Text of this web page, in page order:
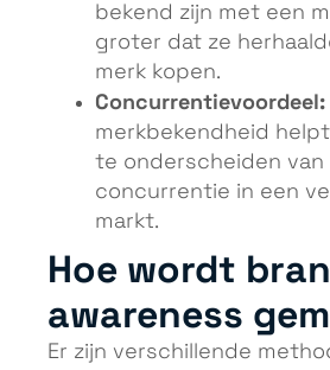
bekend zijn met een
groter dat ze
merk kopen.
Concurrentievoordeel:
merkbekendheid
te onderscheiden van
concurrentie in een
markt.
Hoe wordt
awareness
Er zijn verschillende